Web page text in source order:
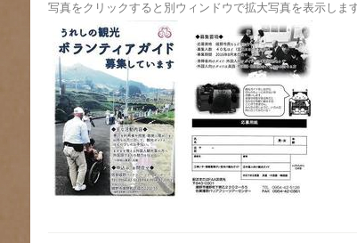
写真をクリックすると別ウィンドウで拡大写真を表示します